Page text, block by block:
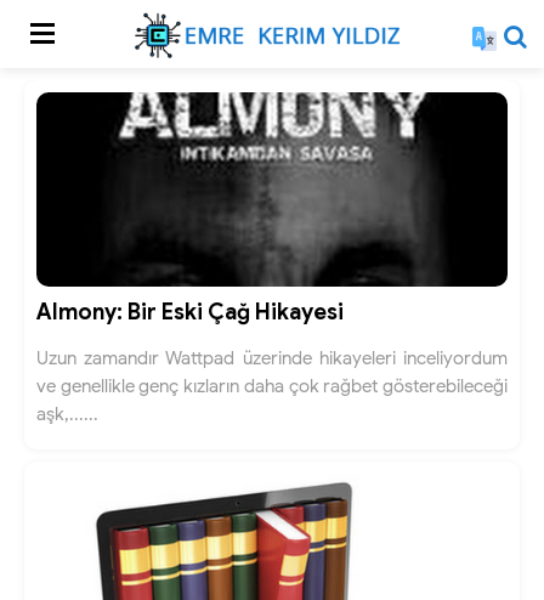
Almony: Bir Eski Çağ Hikayesi
Uzun zamandır Wattpad üzerinde hikayeleri inceliyordum
ve genellikle genç kızların daha çok rağbet gösterebileceği
aşk,......